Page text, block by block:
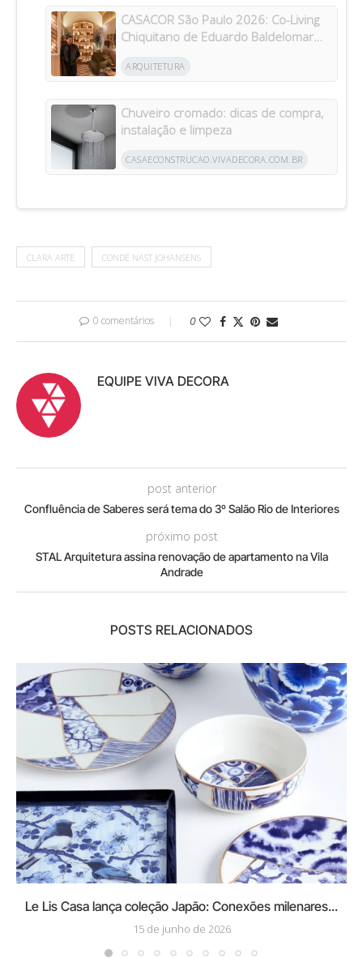
CASACOR São Paulo 2026: Co-Living
Chiquitano de Eduardo Baldelomar
ARQUITETURA
Chuveiro cromado: dicas de compra,
instalação e limpeza
CASAECONSTRUCAO.VIVADECORA.COM.BR
CLARA ARTE CONDÉ NAST JOHANSENS
0 comentários 0
EQUIPE VIVA DECORA
post anterior
Confluência de Saberes será tema do 3º Salão Rio de Interiores
próximo post
STAL Arquitetura assina renovação de apartamento na Vila
Andrade
POSTS RELACIONADOS
Le Lis Casa lança coleção Japão: Conexões milenares...
15 de junho de 2026